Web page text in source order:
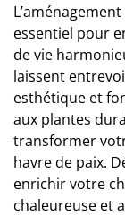
essentiel pour
de vie
laissent
esthétique et
aux plantes
transformer
havre de paix.
enrichir votre
chaleureuse et